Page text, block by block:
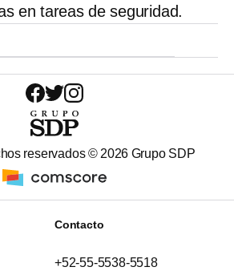
en tareas de seguridad.
reservados © 2026 Grupo SDP
Contacto
+52-55-5538-5518